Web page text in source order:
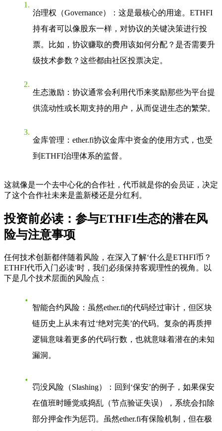
治理权（Governance）
：这是最核心的用途。ETHFI
持有者可以像股东一样，对协议的关键决策进行投
票。比如，协议赚取的费用该如何分配？是否需要升
级技术参数？这些都由社区投票决定。
生态激励 ：协议通常会利用代币来奖励那些为平台提
供流动性或长期支持的用户，从而促进生态的繁荣。
金库管理 ：ether.fi协议金库中资金的使用方式，也受
到ETHFI治理体系的监督。
这就像是一个去中心化的合作社，代币就是你的会员证，决定
了这个合作社未来是盖新楼还是分红利。
投资前必读：参与ETHFI生态的潜在风
险与注意事项
任何技术创新都伴随着风险，在深入了解‘什么是ETHFI币？
ETHFI代币入门必读’时，我们必须保持客观理性的视角。以
下是几个技术层面的风险点：
智能合约风险 ：虽然ether.fi的代码经过审计，但区块
链历史上从未有过‘绝对完美’的代码。复杂的再质押
逻辑意味着更多的代码行数，也就意味着潜在的未知
漏洞。
罚没风险（Slashing）
：回到‘保安’的例子，如果保安
在值班时睡觉或捣乱（节点验证失误），系统会扣除
部分押金作为惩罚。虽然ether.fi有保险机制，但在极